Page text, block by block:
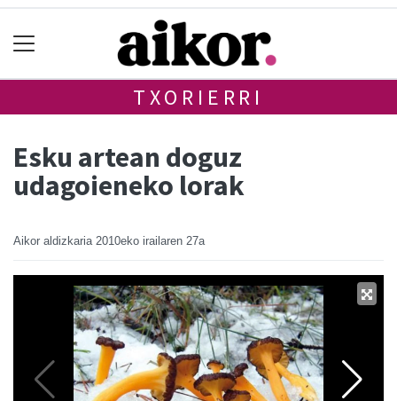
TXORIERRI
Esku artean doguz
udagoieneko lorak
Aikor aldizkaria 2010eko irailaren 27a